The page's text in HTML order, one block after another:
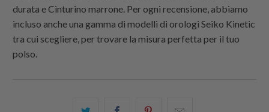
durata e Cinturino marrone. Per ogni recensione, abbiamo
incluso anche una gamma di modelli di orologi Seiko Kinetic
tra cui scegliere, per trovare la misura perfetta per il tuo
polso.